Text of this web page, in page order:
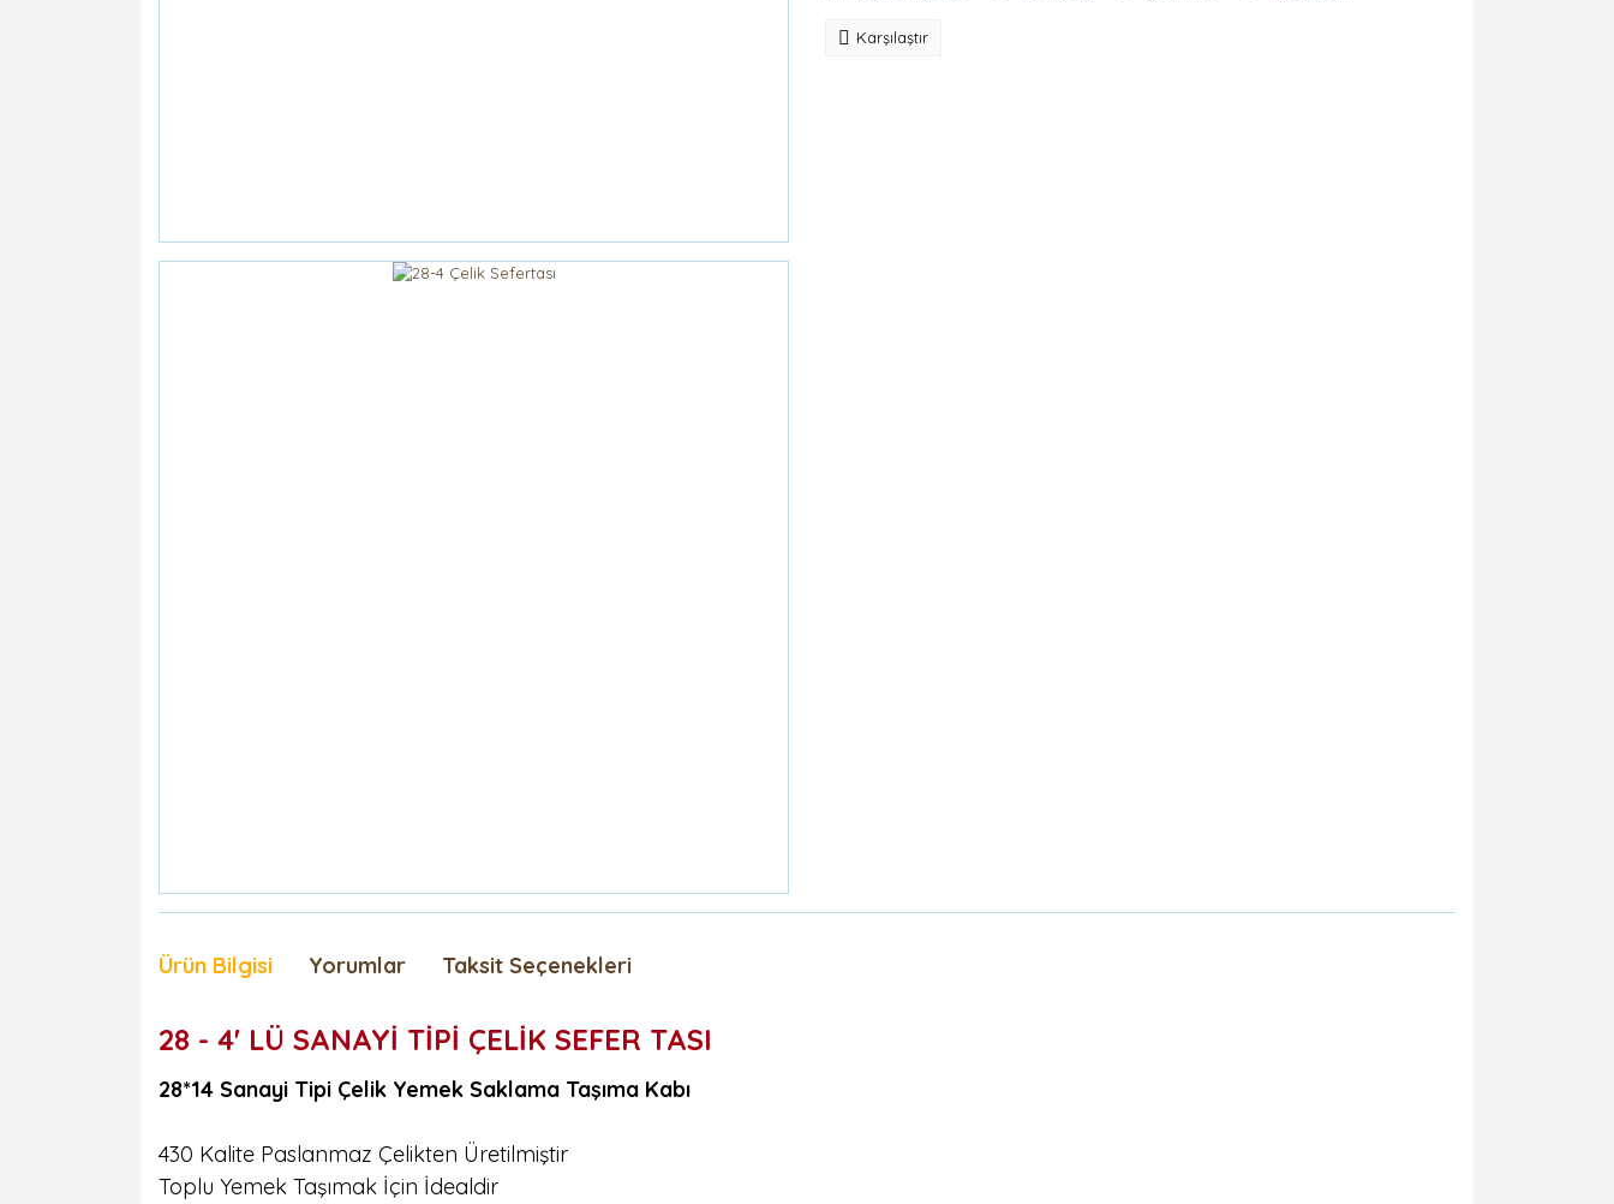
Karşılaştır
Ürün Bilgisi Yorumlar Taksit Seçenekleri
28 - 4' LÜ SANAYİ TİPİ ÇELİK SEFER TASI
28*14 Sanayi Tipi Çelik Yemek Saklama Taşıma Kabı
430 Kalite Paslanmaz Çelikten Üretilmiştir
Toplu Yemek Taşımak İçin İdealdir